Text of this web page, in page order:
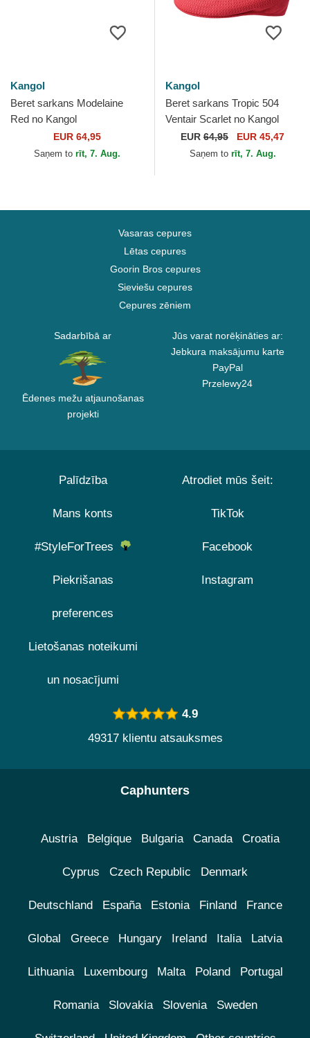
Kangol
Beret sarkans Modelaine
Red no Kangol
EUR 64,95
Saņem to rīt, 7. Aug.
Kangol
Beret sarkans Tropic 504
Ventair Scarlet no Kangol
EUR 64,95 EUR 45,47
Saņem to rīt, 7. Aug.
Vasaras cepures
Lētas cepures
Goorin Bros cepures
Sieviešu cepures
Cepures zēniem
Sadarbībā ar
Ēdenes mežu atjaunošanas
projekti
Jūs varat norēķināties ar:
Jebkura maksājumu karte
PayPal
Przelewy24
Palīdzība
Mans konts
#StyleForTrees
Piekrišanas
preferences
Lietošanas noteikumi
un nosacījumi
Atrodiet mūs šeit:
TikTok
Facebook
Instagram
4.9
49317 klientu atsauksmes
Caphunters
Austria Belgique Bulgaria Canada Croatia
Cyprus Czech Republic Denmark
Deutschland España Estonia Finland France
Global Greece Hungary Ireland Italia Latvia
Lithuania Luxembourg Malta Poland Portugal
Romania Slovakia Slovenia Sweden